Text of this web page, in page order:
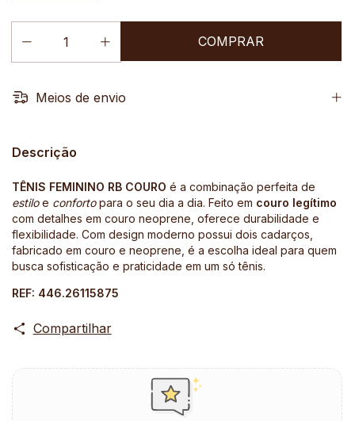
Meios de envio
Descrição
TÊNIS FEMININO RB COURO é a combinação perfeita de
estiloe confortopara o seu dia a dia. Feito em couro legítimo
com detalhes em couro neoprene, oferece durabilidade e
flexibilidade. Com design moderno possui dois cadarços,
fabricado em couro e neoprene, é a escolha ideal para quem
busca sofisticação e praticidade em um só tênis.
REF: 446.26115875
Compartilhar